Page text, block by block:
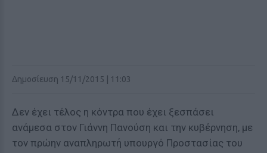
Δημοσίευση 15/11/2015 | 11:03
Δεν έχει τέλος η κόντρα που έχει ξεσπάσει
ανάμεσα στον Γιάννη Πανούση και την κυβέρνηση, με
τον πρώην αναπληρωτή υπουργό Προστασίας του